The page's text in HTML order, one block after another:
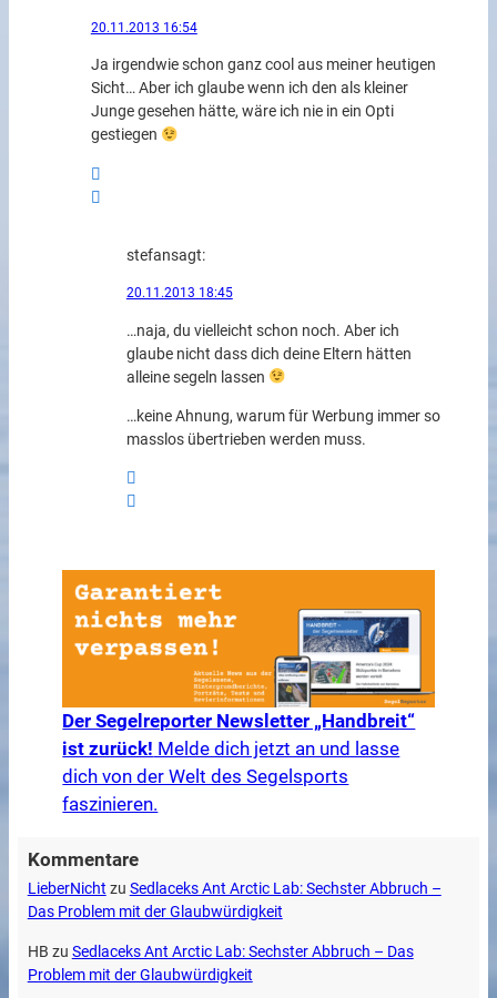
20.11.2013 16:54
Ja irgendwie schon ganz cool aus meiner heutigen
Sicht… Aber ich glaube wenn ich den als kleiner
Junge gesehen hätte, wäre ich nie in ein Opti
gestiegen
stefansagt:
20.11.2013 18:45
…naja, du vielleicht schon noch. Aber ich
glaube nicht dass dich deine Eltern hätten
alleine segeln lassen
…keine Ahnung, warum für Werbung immer so
masslos übertrieben werden muss.
Der Segelreporter Newsletter „Handbreit“
ist zurück! Melde dich jetzt an und lasse
dich von der Welt des Segelsports
faszinieren.
Kommentare
LieberNicht zu Sedlaceks Ant Arctic Lab: Sechster Abbruch –
Das Problem mit der Glaubwürdigkeit
HB zu Sedlaceks Ant Arctic Lab: Sechster Abbruch – Das
Problem mit der Glaubwürdigkeit